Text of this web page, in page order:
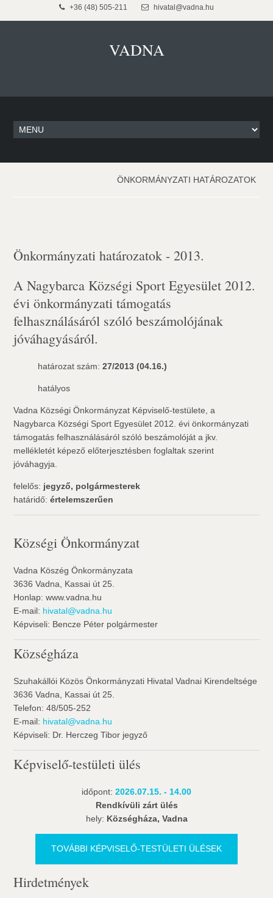
+36 (48) 505-211 hivatal@vadna.hu
VADNA
ÖNKORMÁNYZATI HATÁROZATOK
Önkormányzati határozatok - 2013.
A Nagybarca Községi Sport Egyesület 2012.
évi önkormányzati támogatás
felhasználásáról szóló beszámolójának
jóváhagyásáról.
határozat szám:27/2013 (04.16.)
hatályos
Vadna Községi Önkormányzat Képviselő-testülete, a
Nagybarca Községi Sport Egyesület 2012. évi önkormányzati
támogatás felhasználásáról szóló beszámolóját a jkv.
mellékletét képező előterjesztésben foglaltak szerint
jóváhagyja.
felelős: jegyző, polgármesterek
határidő:értelemszerűen
Községi Önkormányzat
Vadna Köszég Önkormányzata
3636 Vadna, Kassai út 25.
Honlap: www.vadna.hu
E-mail: hivatal@vadna.hu
Képviseli: Bencze Péter polgármester
Községháza
Szuhakállói Közös Önkormányzati Hivatal Vadnai Kirendeltsége
3636 Vadna, Kassai út 25.
Telefon: 48/505-252
E-mail: hivatal@vadna.hu
Képviseli: Dr. Herczeg Tibor jegyző
Képviselő-testületi ülés
időpont: 2026.07.15. - 14.00
Rendkívüli zárt ülés
hely: Községháza, Vadna
TOVÁBBI KÉPVISELŐ-TESTÜLETI ÜLÉSEK
Hirdetmények